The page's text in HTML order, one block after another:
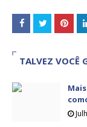
TALVEZ VOCÊ